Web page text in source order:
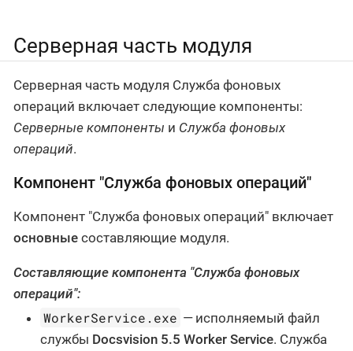
Серверная часть модуля
Серверная часть модуля Служба фоновых
операций включает следующие компоненты:
Серверные компоненты и Служба фоновых
операций.
Компонент "Служба фоновых операций"
Компонент "Служба фоновых операций" включает
основные составляющие модуля.
Составляющие компонента "Служба фоновых
операций":
WorkerService.exe — исполняемый файл
службы Docsvision 5.5 Worker Service. Служба